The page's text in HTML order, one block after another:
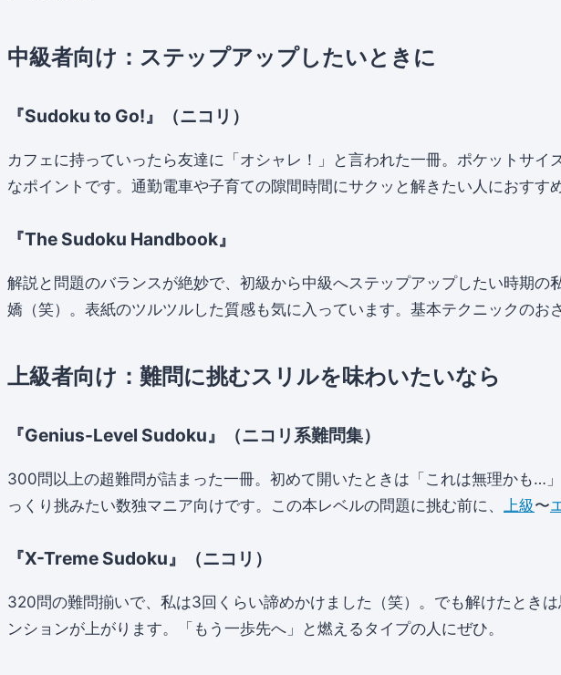
中級者向け：ステップアップしたいときに
『Sudoku to Go!』（ニコリ）
カフェに持っていったら友達に「オシャレ！」と言われた一冊。ポケットサ
なポイントです。通勤電車や子育ての隙間時間にサクッと解きたい人におす
『The Sudoku Handbook』
解説と問題のバランスが絶妙で、初級から中級へステップアップしたい時期
嬌（笑）。表紙のツルツルした質感も気に入っています。基本テクニックのお
上級者向け：難問に挑むスリルを味わいたいなら
『Genius-Level Sudoku』（ニコリ系難問集）
300問以上の超難問が詰まった一冊。初めて開いたときは「これは無理かも…
っくり挑みたい数独マニア向けです。この本レベルの問題に挑む前に、 上級〜
『X-Treme Sudoku』（ニコリ）
320問の難問揃いで、私は3回くらい諦めかけました（笑）。でも解けたとき
ンションが上がります。「もう一歩先へ」と燃えるタイプの人にぜひ。